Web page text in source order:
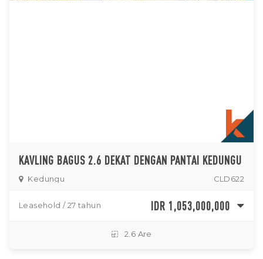
KAVLING BAGUS 2.6 DEKAT DENGAN PANTAI KEDUNGU
Kedungu CLD622
Leasehold / 27 tahun IDR 1,053,000,000
2.6 Are